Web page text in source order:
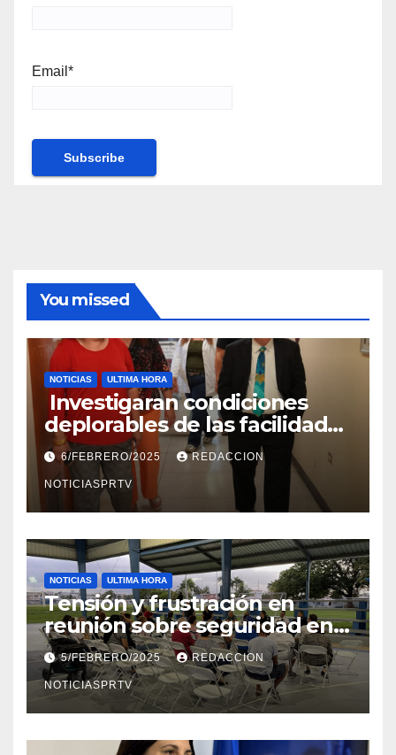
Email*
You missed
NOTICIAS ULTIMA HORA
Investigaran condiciones
deplorables de las facilidades
el Departamento de la Salud
en Mayagüez
6/FEBRERO/2025 REDACCION
NOTICIASPRTV
NOTICIAS ULTIMA HORA
Tensión y frustración en
reunión sobre seguridad en
Reparto Metropolitano
5/FEBRERO/2025 REDACCION
NOTICIASPRTV